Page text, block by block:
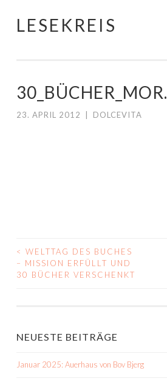
Springe
LESEKREIS
30_BÜCHER_MOR.
23. APRIL 2012 DOLCEVITA
BEITRAGS-
NAVIGATION
< WELTTAG DES BUCHES
– MISSION ERFÜLLT UND
30 BÜCHER VERSCHENKT
NEUESTE BEITRÄGE
Januar 2025: Auerhaus von Bov Bjerg